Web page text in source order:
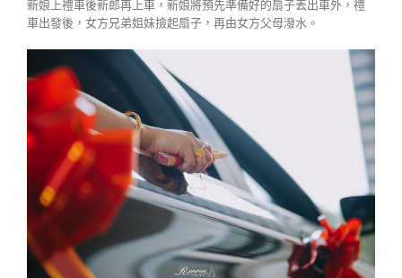
新娘上禮車後新郎再上車，新娘將預先準備好的扇子丟出車外，禮
車出發後，女方兄弟姐妹撿起扇子，再由女方父母潑水。